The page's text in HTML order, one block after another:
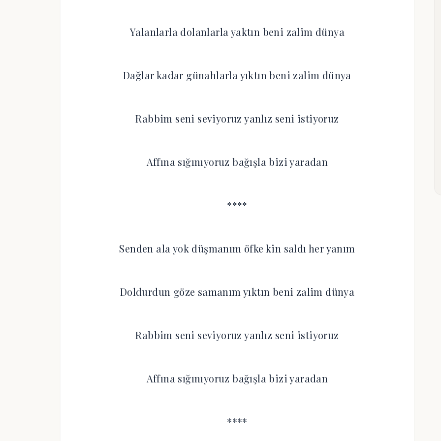
Yalanlarla dolanlarla yaktın beni zalim dünya
Dağlar kadar günahlarla yıktın beni zalim dünya
Rabbim seni seviyoruz yanlız seni istiyoruz
Affına sığınıyoruz bağışla bizi yaradan
****
Senden ala yok düşmanım öfke kin saldı her yanım
Doldurdun göze samanım yıktın beni zalim dünya
Rabbim seni seviyoruz yanlız seni istiyoruz
Affına sığınıyoruz bağışla bizi yaradan
****